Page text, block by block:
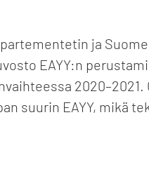
ja
EAYY:n
suurin EAYY, mikä